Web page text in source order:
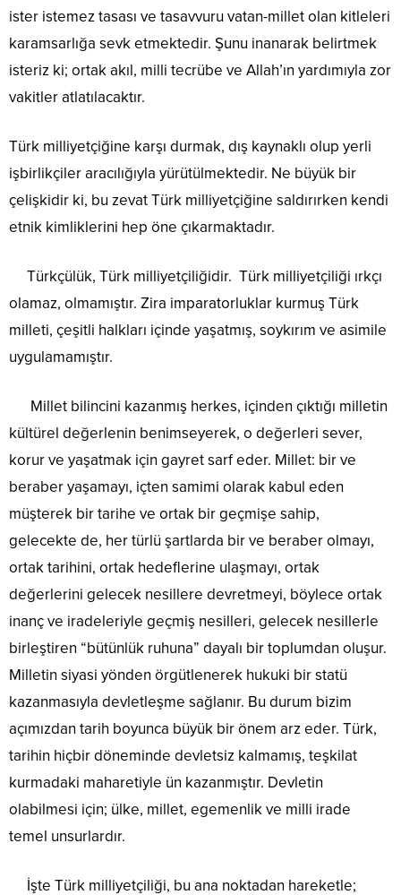
ister istemez tasası ve tasavvuru vatan-millet olan kitleleri
karamsarlığa sevk etmektedir. Şunu inanarak belirtmek
isteriz ki; ortak akıl, milli tecrübe ve Allah’ın yardımıyla zor
vakitler atlatılacaktır.
Türk milliyetçiğine karşı durmak, dış kaynaklı olup yerli
işbirlikçiler aracılığıyla yürütülmektedir. Ne büyük bir
çelişkidir ki, bu zevat Türk milliyetçiğine saldırırken kendi
etnik kimliklerini hep öne çıkarmaktadır.
Türkçülük, Türk milliyetçiliğidir. Türk milliyetçiliği ırkçı
olamaz, olmamıştır. Zira imparatorluklar kurmuş Türk
milleti, çeşitli halkları içinde yaşatmış, soykırım ve asimile
uygulamamıştır.
Millet bilincini kazanmış herkes, içinden çıktığı milletin
kültürel değerlenin benimseyerek, o değerleri sever,
korur ve yaşatmak için gayret sarf eder. Millet: bir ve
beraber yaşamayı, içten samimi olarak kabul eden
müşterek bir tarihe ve ortak bir geçmişe sahip,
gelecekte de, her türlü şartlarda bir ve beraber olmayı,
ortak tarihini, ortak hedeflerine ulaşmayı, ortak
değerlerini gelecek nesillere devretmeyi, böylece ortak
inanç ve iradeleriyle geçmiş nesilleri, gelecek nesillerle
birleştiren “bütünlük ruhuna” dayalı bir toplumdan oluşur.
Milletin siyasi yönden örgütlenerek hukuki bir statü
kazanmasıyla devletleşme sağlanır. Bu durum bizim
açımızdan tarih boyunca büyük bir önem arz eder. Türk,
tarihin hiçbir döneminde devletsiz kalmamış, teşkilat
kurmadaki maharetiyle ün kazanmıştır. Devletin
olabilmesi için; ülke, millet, egemenlik ve milli irade
temel unsurlardır.
İşte Türk milliyetçiliği, bu ana noktadan hareketle;